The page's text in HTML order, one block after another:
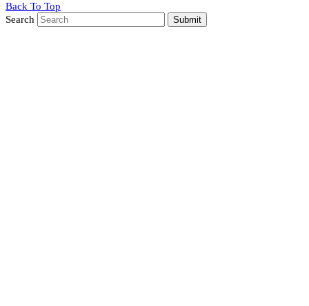
Back To Top
Search
Submit